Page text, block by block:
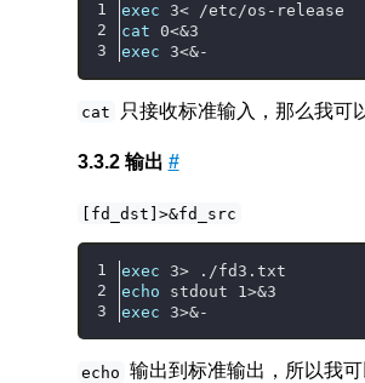
exec 3< /etc/os-release
cat 0<&3
exec 3<&-
cat 只接收标准输入，那么我可
输出 #
[fd_dst]>&fd_src
exec 3> ./fd3.txt
echo stdout 1>&3
exec 3>&-
echo 输出到标准输出，所以我可